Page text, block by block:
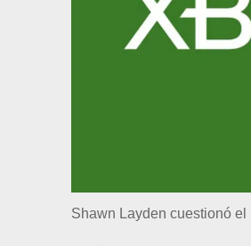
Shawn Layden cuestionó el